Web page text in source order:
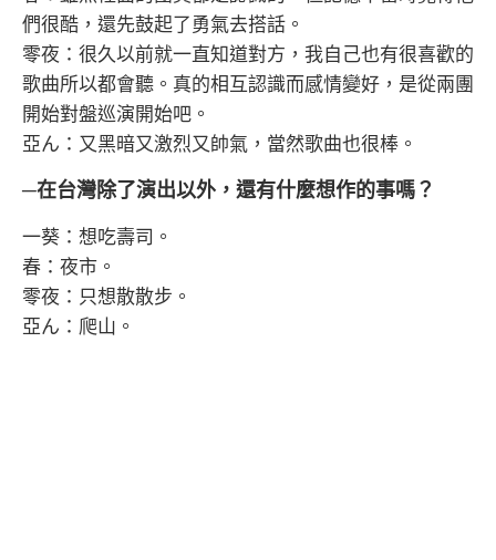
們很酷，還先鼓起了勇氣去搭話。
零夜：很久以前就一直知道對方，我自己也有很喜歡的
歌曲所以都會聽。真的相互認識而感情變好，是從兩團
開始對盤巡演開始吧。
亞ん：又黑暗又激烈又帥氣，當然歌曲也很棒。
─在台灣除了演出以外，還有什麼想作的事嗎？
一葵：想吃壽司。
春：夜市。
零夜：只想散散步。
亞ん：爬山。